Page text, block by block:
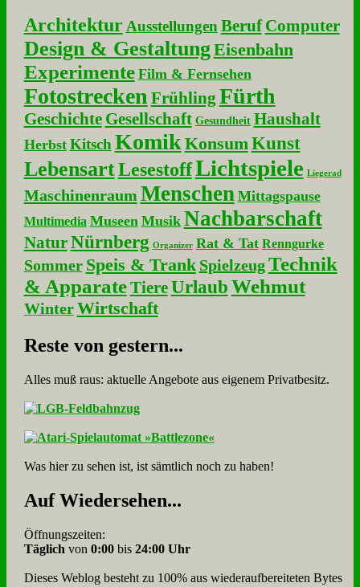
Architektur Ausstellungen Beruf Computer
Design & GestaltungEisenbahn
Experimente Film & Fernsehen
Fotostrecken Frühling Fürth
Geschichte Gesellschaft Gesundheit Haushalt
Herbst Kitsch Komik KonsumKunst
LebensartLesestoffLichtspiele Liegerad
Maschinenraum Menschen Mittagspause
Multimedia Museen Musik Nachbarschaft
NaturNürnberg Organizer Rat & Tat Renngurke
Sommer Speis & Trank Spielzeug Technik
& Apparate Tiere UrlaubWehmut
Winter Wirtschaft
Re­ste von ge­stern...
Alles muß raus: aktuelle An­ge­bo­te aus eigenem Privatbesitz.
Was hier zu sehen ist, ist sämt­lich noch zu haben!
Auf Wie­der­se­hen...
Öffnungszeiten:
Täglich von 0:00bis 24:00 Uhr
Dieses Weblog besteht zu 100% aus wie­der­auf­bereite­ten Bytes